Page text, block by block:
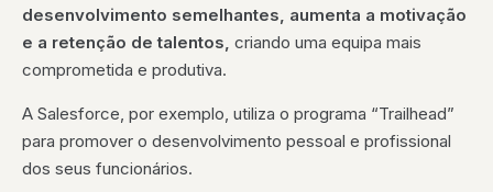
desenvolvimento semelhantes, aumenta a motivação
e a retenção de talentos, criando uma equipa mais
comprometida e produtiva.
A Salesforce, por exemplo, utiliza o programa “Trailhead”
para promover o desenvolvimento pessoal e profissional
dos seus funcionários.